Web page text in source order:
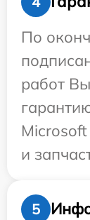
По
работ
и
5